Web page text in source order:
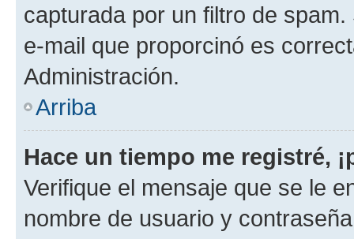
capturada por un filtro de
e-mail que proporcinó es
Administración.
Arriba
Hace un tiempo me registré,
Verifique el mensaje que se le
nombre de usuario y